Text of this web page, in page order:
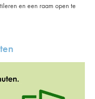
en een raam open te